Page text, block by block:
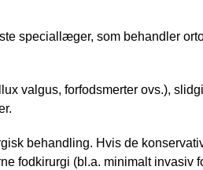
speciallæger, som behandler
valgus, forfodsmerter ovs.),
behandling. Hvis de
fodkirurgi (bl.a. minimalt invasiv